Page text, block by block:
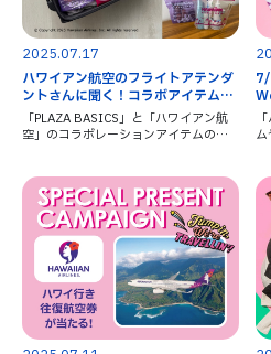
2025.07.17
ハワイアン航空のフライトアテンダ
ントさんに聞く！コラボアイテムお
すすめポイント♪
「PLAZA BASICS」と「ハワイアン航
空」のコラボレーションアイテムのお